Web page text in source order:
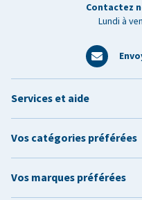
Contactez
Lundi à
Services et aide
Vos catégories préférées
Vos marques préférées